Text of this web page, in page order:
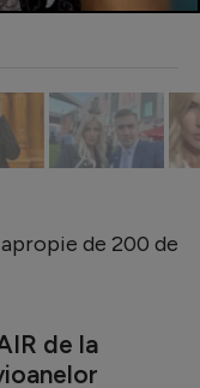
de 200 de
de la